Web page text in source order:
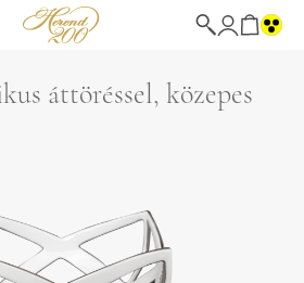
áttöréssel, közepes